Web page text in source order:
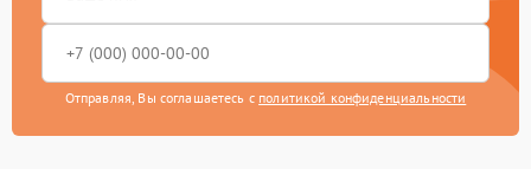
Отправляя, Вы соглашаетесь с политикой конфиденциальности